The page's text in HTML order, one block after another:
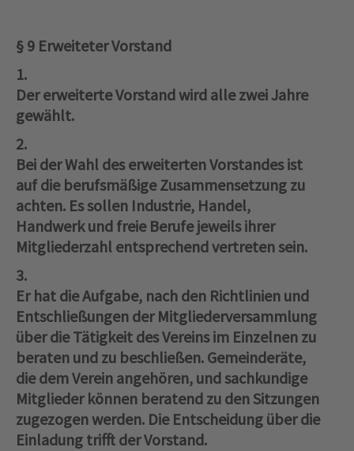
§ 9 Erweiteter Vorstand
1.
Der erweiterte Vorstand wird alle zwei Jahre
gewählt.
2.
Bei der Wahl des erweiterten Vorstandes ist
auf die berufsmäßige Zusammensetzung zu
achten. Es sollen Industrie, Handel,
Handwerk und freie Berufe jeweils ihrer
Mitgliederzahl entsprechend vertreten sein.
3.
Er hat die Aufgabe, nach den Richtlinien und
Entschließungen der Mitgliederversammlung
über die Tätigkeit des Vereins im Einzelnen zu
beraten und zu beschließen. Gemeinderäte,
die dem Verein angehören, und sachkundige
Mitglieder können beratend zu den Sitzungen
zugezogen werden. Die Entscheidung über die
Einladung trifft der Vorstand.